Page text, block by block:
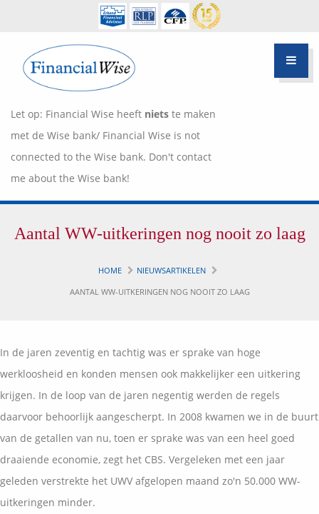
Let op: Financial Wise heeft niets te maken
met de Wise bank/ Financial Wise is not
connected to the Wise bank. Don't contact
me about the Wise bank!
Expats services
Onderhoudsabonnementen
Contact
Blog
Hypotheek Advies
Inloggen Klantportaal
Toekomstig inkomen
Aantal WW-uitkeringen nog nooit zo laag
HOME
NIEUWSARTIKELEN
AANTAL WW-UITKERINGEN NOG NOOIT ZO LAAG
In de jaren zeventig en tachtig was er sprake van hoge
werkloosheid en konden mensen ook makkelijker een uitkering
krijgen. In de loop van de jaren negentig werden de regels
daarvoor behoorlijk aangescherpt. In 2008 kwamen we in de buurt
van de getallen van nu, toen er sprake was van een heel goed
draaiende economie, zegt het CBS. Vergeleken met een jaar
geleden verstrekte het UWV afgelopen maand zo'n 50.000 WW-
uitkeringen minder.